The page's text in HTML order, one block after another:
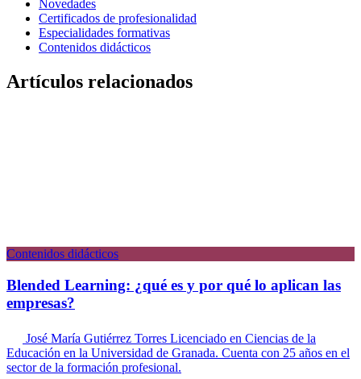
Novedades
Certificados de profesionalidad
Especialidades formativas
Contenidos didácticos
Artículos relacionados
Contenidos didácticos
Blended Learning: ¿qué es y por qué lo aplican las
empresas?
José María Gutiérrez Torres Licenciado en Ciencias de la
Educación en la Universidad de Granada. Cuenta con 25 años en el
sector de la formación profesional.